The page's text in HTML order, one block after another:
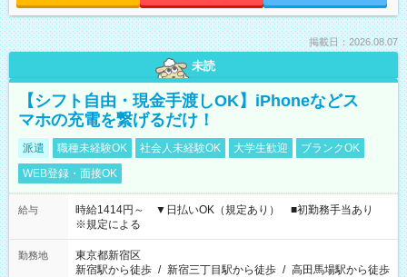
掲載日：2026.08.07
未読
【シフト自由・現金手渡しOK】iPhoneなどス
マホの充電を繋げるだけ！
派遣 職種未経験OK 社会人未経験OK 大学生歓迎
ブランクOK
WEB登録・面接OK
給与
時給1414円～ ▼日払いOK（規定あり） ■初勤務手当あり
※規定による
勤務地
東京都新宿区
新宿駅から徒歩 / 新宿三丁目駅から徒歩 / 高田馬場駅から徒歩